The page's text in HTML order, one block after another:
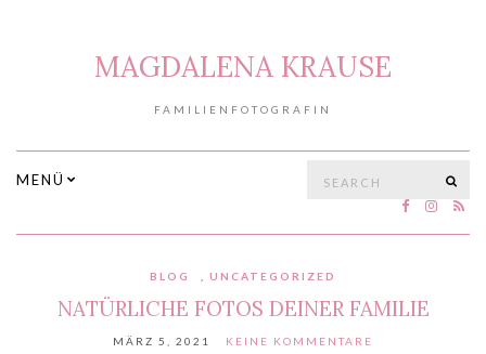
MAGDALENA KRAUSE
FAMILIENFOTOGRAFIN
MENÜ
BLOG UNCATEGORIZED
NATÜRLICHE FOTOS DEINER FAMILIE
MÄRZ 5, 2021 KEINE KOMMENTARE